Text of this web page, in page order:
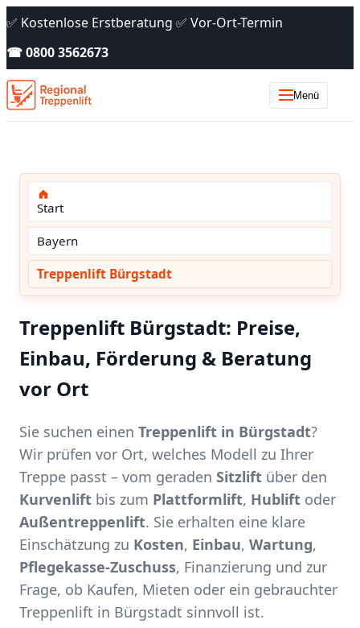
✅ Kostenlose Erstberatung ✅ Vor-Ort-Termin
☎ 0800 3562673
Menü
Start
Bayern
Treppenlift Bürgstadt
Treppenlift Bürgstadt: Preise,
Einbau, Förderung & Beratung
vor Ort
Sie suchen einen Treppenlift in Bürgstadt?
Wir prüfen vor Ort, welches Modell zu Ihrer
Treppe passt – vom geraden Sitzlift über den
Kurvenlift bis zum Plattformlift, Hublift oder
Außentreppenlift. Sie erhalten eine klare
Einschätzung zu Kosten, Einbau, Wartung,
Pflegekasse-Zuschuss, Finanzierung und zur
Frage, ob Kaufen, Mieten oder ein gebrauchter
Treppenlift in Bürgstadt sinnvoll ist.